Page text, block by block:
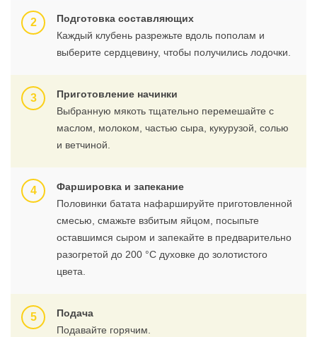
Подготовка составляющих
Каждый клубень разрежьте вдоль пополам и
выберите сердцевину, чтобы получились лодочки.
Приготовление начинки
Выбранную мякоть тщательно перемешайте с
маслом, молоком, частью сыра, кукурузой, солью
и ветчиной.
Фаршировка и запекание
Половинки батата нафаршируйте приготовленной
смесью, смажьте взбитым яйцом, посыпьте
оставшимся сыром и запекайте в предварительно
разогретой до 200 °С духовке до золотистого
цвета.
Подача
Подавайте горячим.